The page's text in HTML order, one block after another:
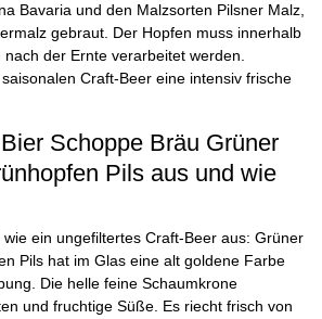
Bavaria und den Malzsorten Pilsner Malz,
gebraut. Der Hopfen muss innerhalb
der Ernte verarbeitet werden.
Craft-Beer eine intensiv frische
Schoppe Bräu Grüner
Pils aus und wie
ein ungefiltertes Craft-Beer aus: Grüner
Pils hat im Glas eine alt goldene Farbe
Die helle feine Schaumkrone
und fruchtige Süße. Es riecht frisch von